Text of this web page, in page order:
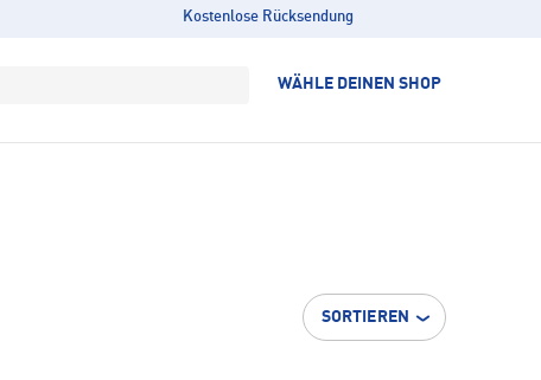
Kostenlose Rücksendung
WÄHLE DEINEN SHOP
SORTIEREN